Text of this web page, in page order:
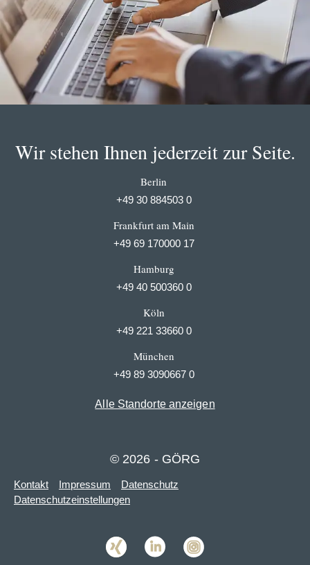
Wir stehen Ihnen jederzeit zur Seite.
Berlin
+49 30 884503 0
Frankfurt am Main
+49 69 170000 17
Hamburg
+49 40 500360 0
Köln
+49 221 33660 0
München
+49 89 3090667 0
Alle Standorte anzeigen
© 2026 - GÖRG
Kontakt Impressum
Datenschutz
Datenschutzeinstellungen